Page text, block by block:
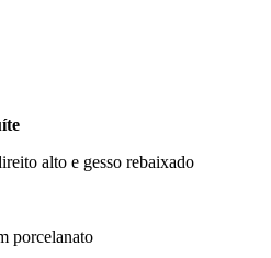
alto e gesso rebaixado
porcelanato